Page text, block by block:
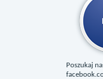
Poszukaj